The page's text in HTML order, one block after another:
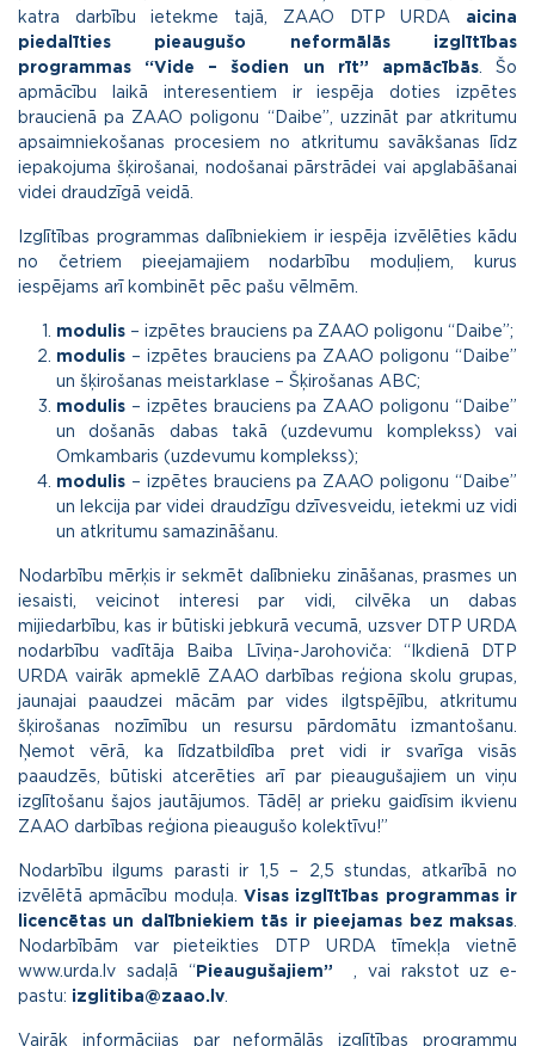
katra darbību ietekme tajā, ZAAO DTP URDA aicina
piedalīties pieaugušo neformālās izglītības
programmas “Vide – šodien un rīt” apmācībās. Šo
apmācību laikā interesentiem ir iespēja doties izpētes
braucienā pa ZAAO poligonu “Daibe”, uzzināt par atkritumu
apsaimniekošanas procesiem no atkritumu savākšanas līdz
iepakojuma šķirošanai, nodošanai pārstrādei vai apglabāšanai
videi draudzīgā veidā.
Izglītības programmas dalībniekiem ir iespēja izvēlēties kādu
no četriem pieejamajiem nodarbību moduļiem, kurus
iespējams arī kombinēt pēc pašu vēlmēm.
modulis – izpētes brauciens pa ZAAO poligonu “Daibe”;
modulis – izpētes brauciens pa ZAAO poligonu “Daibe”
un šķirošanas meistarklase – Šķirošanas ABC;
modulis – izpētes brauciens pa ZAAO poligonu “Daibe”
un došanās dabas takā (uzdevumu komplekss) vai
Omkambaris (uzdevumu komplekss);
modulis – izpētes brauciens pa ZAAO poligonu “Daibe”
un lekcija par videi draudzīgu dzīvesveidu, ietekmi uz vidi
un atkritumu samazināšanu.
Nodarbību mērķis ir sekmēt dalībnieku zināšanas, prasmes un
iesaisti, veicinot interesi par vidi, cilvēka un dabas
mijiedarbību, kas ir būtiski jebkurā vecumā, uzsver DTP URDA
nodarbību vadītāja Baiba Līviņa-Jarohoviča: “Ikdienā DTP
URDA vairāk apmeklē ZAAO darbības reģiona skolu grupas,
jaunajai paaudzei mācām par vides ilgtspējību, atkritumu
šķirošanas nozīmību un resursu pārdomātu izmantošanu.
Ņemot vērā, ka līdzatbildība pret vidi ir svarīga visās
paaudzēs, būtiski atcerēties arī par pieaugušajiem un viņu
izglītošanu šajos jautājumos. Tādēļ ar prieku gaidīsim ikvienu
ZAAO darbības reģiona pieaugušo kolektīvu!”
Nodarbību ilgums parasti ir 1,5 – 2,5 stundas, atkarībā no
izvēlētā apmācību moduļa. Visas izglītības programmas ir
licencētas un dalībniekiem tās ir pieejamas bez maksas
Nodarbībām var pieteikties DTP URDA tīmekļa vietnē
www.urda.lv sadaļā “ Pieaugušajiem”
, vai rakstot uz e-
pastu: izglitiba@zaao.lv
Vairāk informācijas par neformālās izglītības programmu